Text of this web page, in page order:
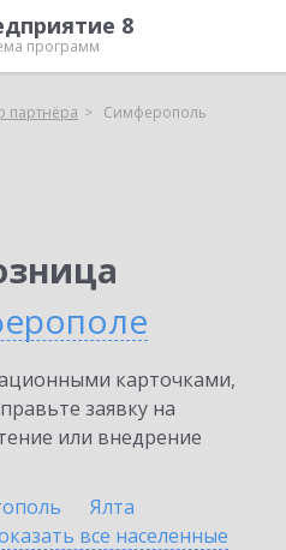
8
программ
партнёра Симферополь
карточками,
заявку на
или внедрение
Ялта
все населенные